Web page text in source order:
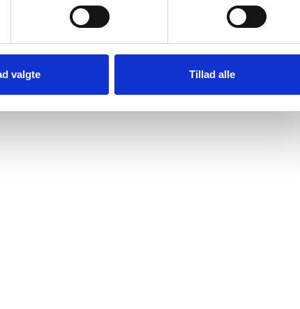
valgte Tillad alle
som et sæt. Hulmålet er lavet til, at du kan anvende dine
billeder variere - du kan se billederne under hver ramme.